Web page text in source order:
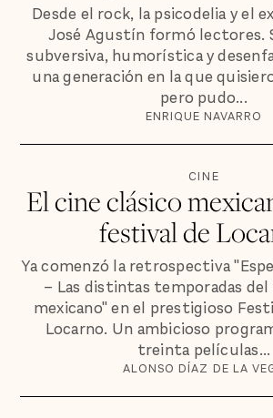
Desde el rock, la psicodelia y el
José Agustín formó lectores.
subversiva, humorística y
una generación en la que
pero pudo...
ENRIQUE NAVARRO
CINE
El cine clásico
festival de
Ya comenzó la retrospectiva
– Las distintas temporadas
mexicano" en el prestigioso
Locarno. Un ambicioso
treinta películas...
ALONSO DÍAZ DE LA